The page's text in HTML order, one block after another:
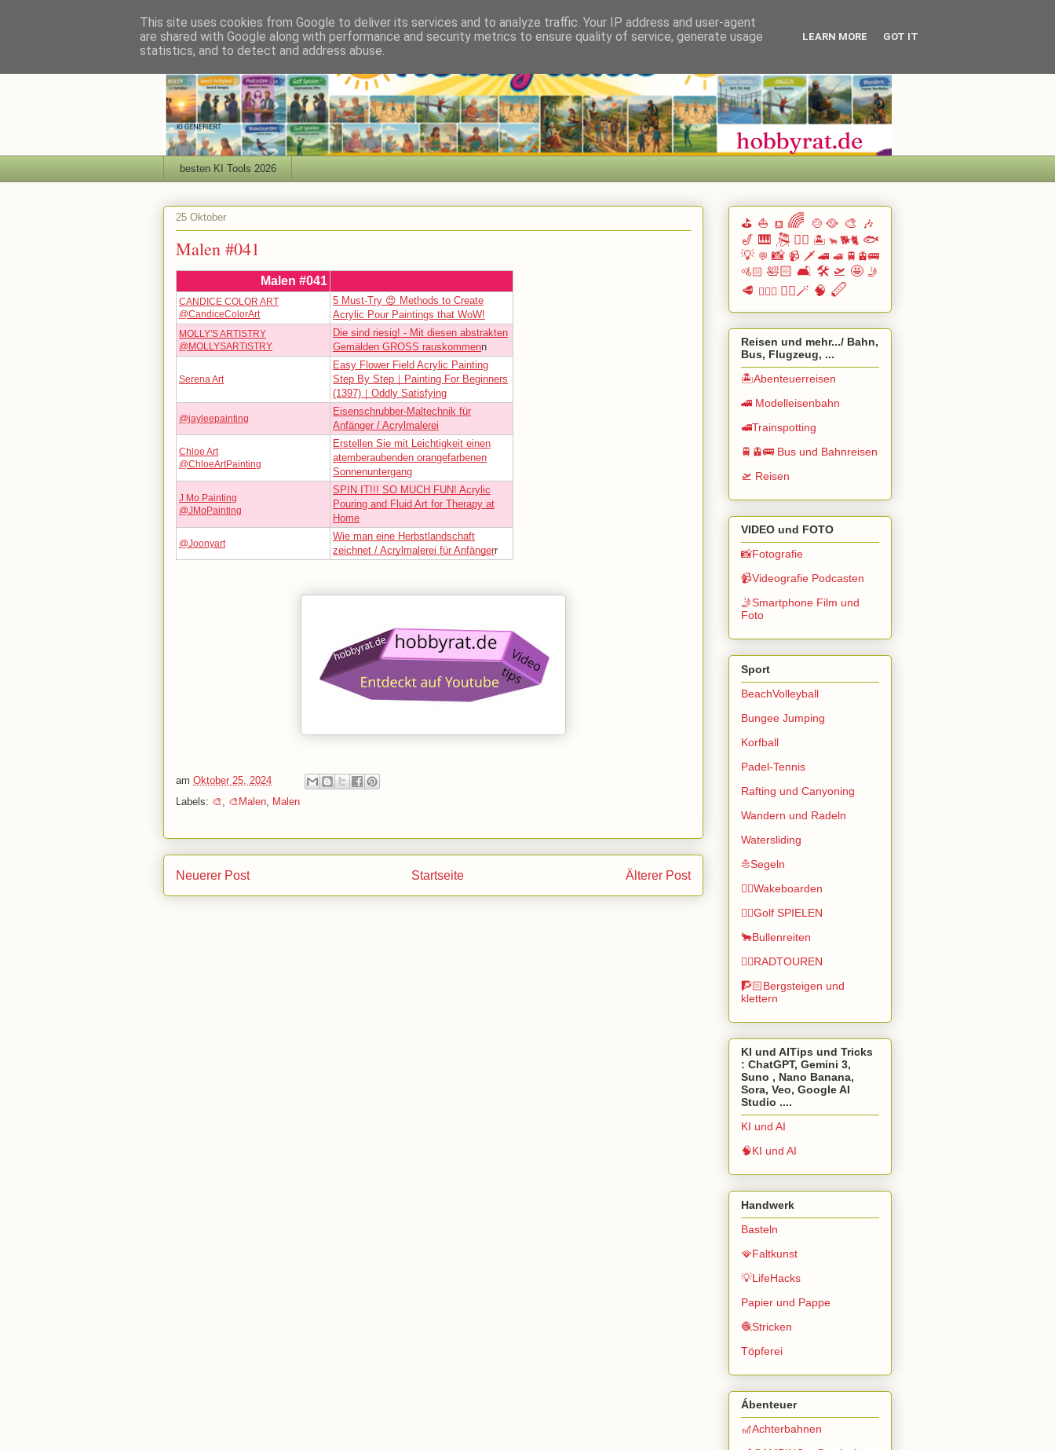
besten KI Tools 2026
25 Oktober
Malen #041
Malen #041
CANDICE COLOR ART
@CandiceColorArt
5 Must-Try 😍 Methods to Create
Acrylic Pour Paintings that WoW!
MOLLY'S ARTISTRY
@MOLLYSARTISTRY
Die sind riesig! - Mit diesen abstrakten
Gemälden GROSS rauskommenn
Serena Art
Easy Flower Field Acrylic Painting
Step By Step｜Painting For Beginners
(1397)｜Oddly Satisfying
@jayleepainting
Eisenschrubber-Maltechnik für
Anfänger / Acrylmalerei
Chloe Art
@ChloeArtPainting
Erstellen Sie mit Leichtigkeit einen
atemberaubenden orangefarbenen
Sonnenuntergang
J Mo Painting
@JMoPainting
SPIN IT!!! SO MUCH FUN! Acrylic
Pouring and Fluid Art for Therapy at
Home
@Joonyart
Wie man eine Herbstlandschaft
zeichnet / Acrylmalerei für Anfängerr
am Oktober 25, 2024
Labels: 🎨 🎨Malen Malen
Neuerer Post Älterer Post
Startseite
⛳ ⛵ ⛾ 🌈 🍲🥘 🎨 🎶
🎷 🎹 🎘 🏄🏽 🏝️ 🐂 🐕🐈 🐟
💡 💬 📸 📹 🗡️ 🚄 🚅 🚆🚊🚌
🚵🏻 🛀🏻 🛋️ 🛠️ 🛫 🤩 🤳
🥩 🧗🏻‍♀️ 🧙‍♂️🪄 🧠 🪈
Reisen und mehr.../ Bahn,
Bus, Flugzeug, ...
🏝️Abenteuerreisen
🚄 Modelleisenbahn
🚅Trainspotting
🚆🚊🚌 Bus und Bahnreisen
🛫 Reisen
VIDEO und FOTO
📸Fotografie
📹Videografie Podcasten
🤳Smartphone Film und
Foto
Sport
BeachVolleyball
Bungee Jumping
Korfball
Padel-Tennis
Rafting und Canyoning
Wandern und Radeln
Watersliding
⛵Segeln
🏄🏽Wakeboarden
🏌️‍♂️Golf SPIELEN
🐂Bullenreiten
🚴‍♂️RADTOUREN
🧗🏻Bergsteigen und
klettern
KI und AITips und Tricks
: ChatGPT, Gemini 3,
Suno , Nano Banana,
Sora, Veo, Google AI
Studio ....
KI und AI
🧠KI und AI
Handwerk
Basteln
🪭Faltkunst
💡LifeHacks
Papier und Pappe
🧶Stricken
Töpferei
Ábenteuer
🎢Achterbahnen
This site uses cookies from Google to deliver its services and to analyze traffic. Your IP address and user-agent
are shared with Google along with performance and security metrics to ensure quality of service, generate usage
statistics, and to detect and address abuse.
LEARN MORE GOT IT